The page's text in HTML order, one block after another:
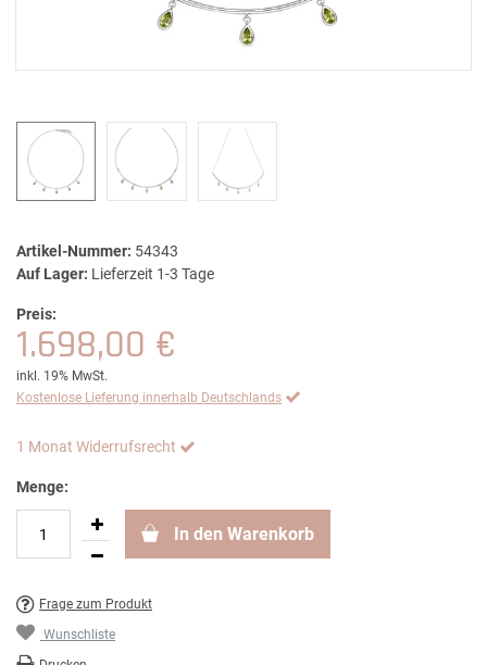
Artikel-Nummer: 54343
Auf Lager: Lieferzeit 1-3 Tage
Preis:
1.698,00 €
inkl. 19% MwSt.
Kostenlose Lieferung innerhalb Deutschlands
1 Monat Widerrufsrecht
Menge:
In den Warenkorb
Frage zum Produkt
Wunschliste